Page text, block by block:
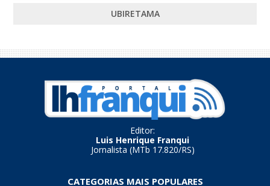
UBIRETAMA
Editor:
Luis Henrique Franqui
Jornalista (MTb 17.820/RS)
CATEGORIAS MAIS POPULARES